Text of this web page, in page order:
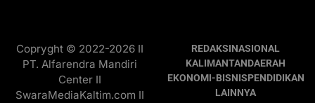
Copryght © 2022-2026 II
PT. Alfarendra Mandiri
Center II
SwaraMediaKaltim.com II
REDAKSINASIONAL
KALIMANTANDAERAH
EKONOMI-BISNISPENDIDIKAN
LAINNYA